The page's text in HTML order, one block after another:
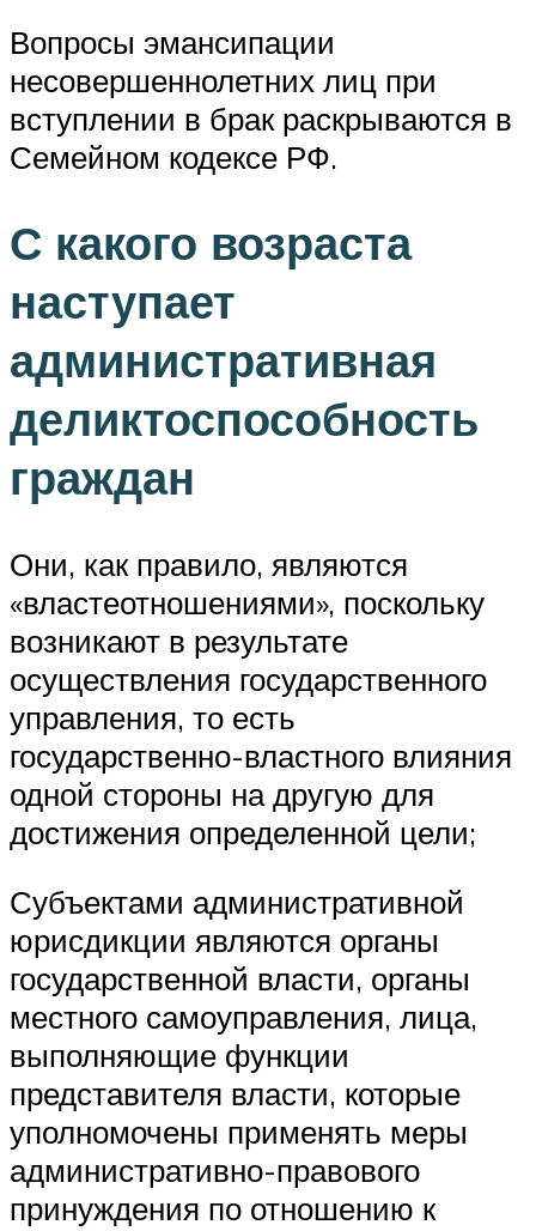
Вопросы эмансипации
несовершеннолетних лиц при
вступлении в брак раскрываются в
Семейном кодексе РФ.
С какого возраста
наступает
административная
деликтоспособность
граждан
Они, как правило, являются
«властеотношениями», поскольку
возникают в результате
осуществления государственного
управления, то есть
государственно-властного влияния
одной стороны на другую для
достижения определенной цели;
Субъектами административной
юрисдикции являются органы
государственной власти, органы
местного самоуправления, лица,
выполняющие функции
представителя власти, которые
уполномочены применять меры
административно-правового
принуждения по отношению к